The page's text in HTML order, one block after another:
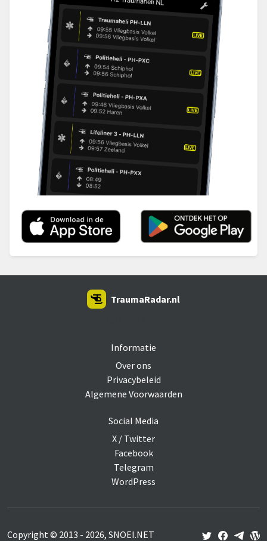
Informatie
Over ons
Privacybeleid
Algemene Voorwaarden
Social Media
X / Twitter
Facebook
Telegram
WordPress
TraumaRadar.nl
Copyright © 2013 - 2026, SNOEI.NET